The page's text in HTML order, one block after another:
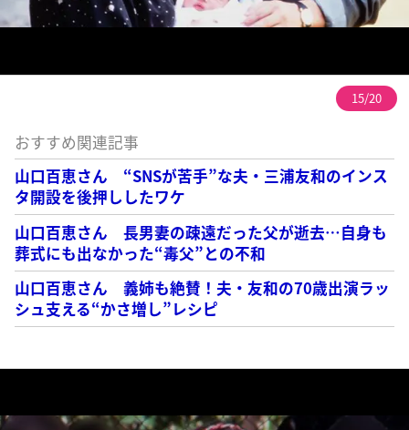
15/20
おすすめ関連記事
山口百恵さん “SNSが苦手”な夫・三浦友和のインス
タ開設を後押ししたワケ
山口百恵さん 長男妻の疎遠だった父が逝去…自身も
葬式にも出なかった“毒父”との不和
山口百恵さん 義姉も絶賛！夫・友和の70歳出演ラッ
シュ支える“かさ増し”レシピ